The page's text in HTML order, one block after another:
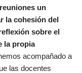
un
la cohesión del
sobre el
la propia
acompañado a
las docentes